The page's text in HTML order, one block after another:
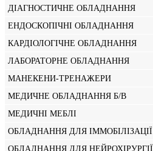
ДІАГНОСТИЧНЕ ОБЛАДНАННЯ
ЕНДОСКОПІЧНІ ОБЛАДНАННЯ
КАРДІОЛОГІЧНЕ ОБЛАДНАННЯ
ЛАБОРАТОРНЕ ОБЛАДНАННЯ
МАНЕКЕНИ-ТРЕНАЖЕРИ
МЕДИЧНЕ ОБЛАДНАННЯ Б/В
МЕДИЧНІ МЕБЛІ
ОБЛАДНАННЯ ДЛЯ ІММОБІЛІЗАЦІЇ
ОБЛАДНАННЯ ДЛЯ НЕЙРОХІРУРГІЇ